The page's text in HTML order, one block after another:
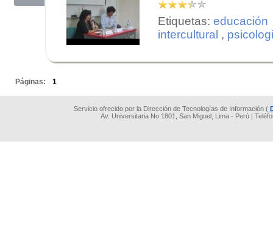
Etiquetas: educación
intercultural ,
Páginas: 1
Servicio ofrecido por la Dirección de Tecnologías de Información (
Av. Universitaria No 1801, San Miguel, Lima - Perú |